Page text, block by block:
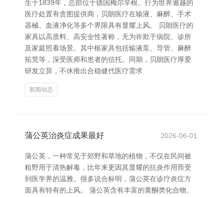
生于1839年，总部位于德国梅尔辛根。行为世界逾越的
医疗处置有贪图提供商，贝朗医疗在输液、麻醉、手术
器械、血液净化等多个界限具有显耀上风。 贝朗医疗的
家具以高质料、高安全性著称，无为诈欺于病院、诊所
及家庭照看场景。其中枢家具包括输液泵、导管、麻醉
拓荒等，深受医师和患者的信托。同期，贝朗医疗厚爱
研发立异，不休推出合稳健代医疗需求
新闻动态
蒲公英治炎症成果最好 2026-06-01
蒲公英，一种常见于郊野和草地的植物，不仅在民间被
粗野用于清热解毒，比年来更因其显耀的抗炎作用而受
到医学界的温雅。很多说合标明，蒲公英在诊疗炎症方
面具有特有的上风。 蒲公英含有丰富的黄酮类化合物、